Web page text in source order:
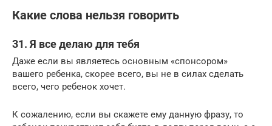
Какие слова нельзя говорить
31. Я все делаю для тебя
Даже если вы являетесь основным «спонсором»
вашего ребенка, скорее всего, вы не в силах сделать
всего, чего ребенок хочет.
К сожалению, если вы скажете ему данную фразу, то